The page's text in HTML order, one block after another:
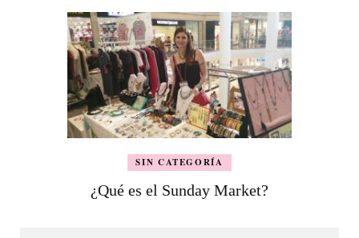
SIN CATEGORÍA
¿Qué es el Sunday Market?